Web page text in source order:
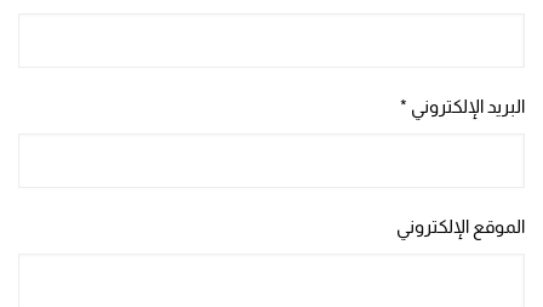
البريد الإلكتروني *
الموقع الإلكتروني